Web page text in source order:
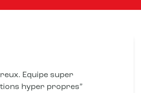
Equipe super
hyper propres